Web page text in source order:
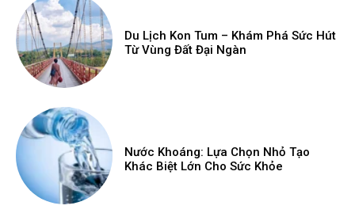
Du Lịch Kon Tum – Khám Phá Sức Hút
Từ Vùng Đất Đại Ngàn
Nước Khoáng: Lựa Chọn Nhỏ Tạo
Khác Biệt Lớn Cho Sức Khỏe